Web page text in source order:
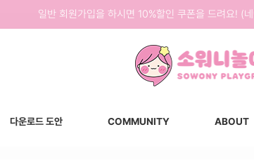
일반 회원가입을 하시면 10%할인 쿠폰을 드려요! (
다운로드 도안 COMMUNITY ABOUT